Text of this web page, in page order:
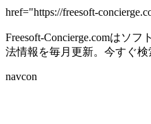
href="https://freesoft-
Freesoft-Concierge.comはソ
法情報を毎月更新。今すぐ検
navcon